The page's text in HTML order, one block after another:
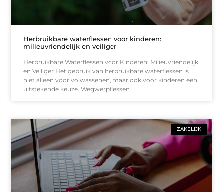
Herbruikbare waterflessen voor kinderen:
milieuvriendelijk en veiliger
Herbruikbare Waterflessen voor Kinderen: Milieuvriendelijk
en Veiliger Het gebruik van herbruikbare waterflessen is
niet alleen voor volwassenen, maar ook voor kinderen een
uitstekende keuze. Wegwerpflessen
ZAKELIJK